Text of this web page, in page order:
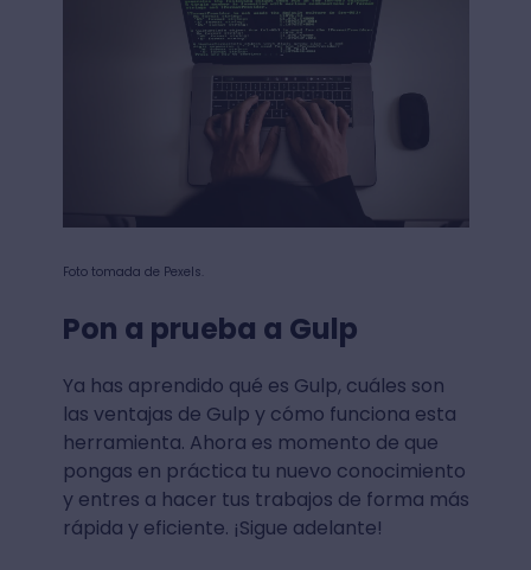
Foto tomada de Pexels.
Pon a prueba a Gulp
Ya has aprendido qué es Gulp, cuáles son
las ventajas de Gulp y cómo funciona esta
herramienta. Ahora es momento de que
pongas en práctica tu nuevo conocimiento
y entres a hacer tus trabajos de forma más
rápida y eficiente. ¡Sigue adelante!